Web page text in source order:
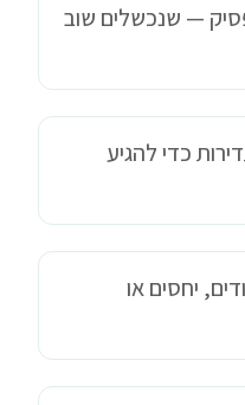
— שנכשלים שוב
כדי להגיע
יחסים או